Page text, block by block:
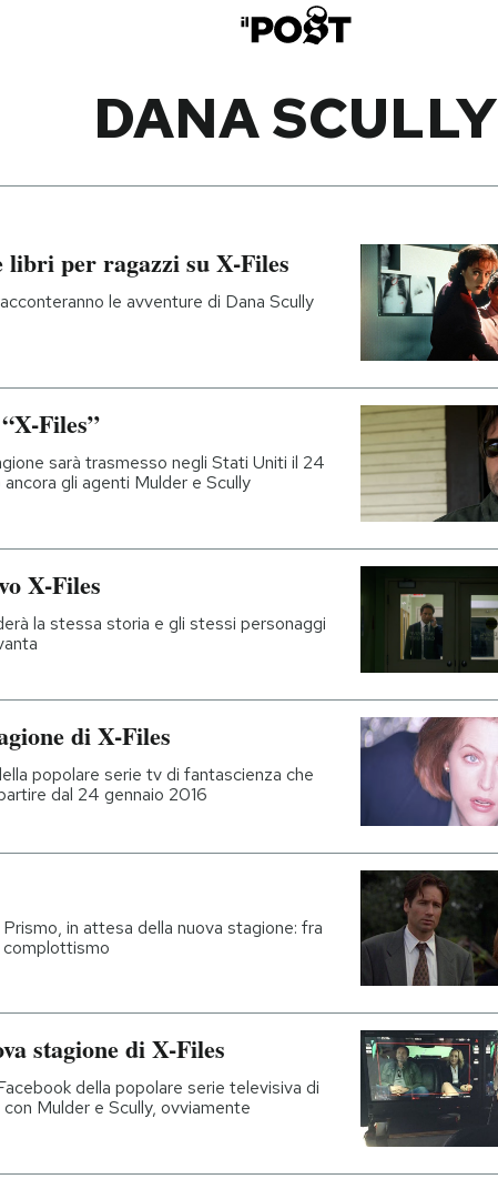
DANA SCULLY
libri per ragazzi su X-Files
le avventure di Dana Scully
Files”
sarà trasmesso negli Stati Uniti il 24
gli agenti Mulder e Scully
X-Files
la stessa storia e gli stessi personaggi
di X-Files
popolare serie tv di fantascienza che
dal 24 gennaio 2016
in attesa della nuova stagione: fra
stagione di X-Files
della popolare serie televisiva di
Mulder e Scully, ovviamente